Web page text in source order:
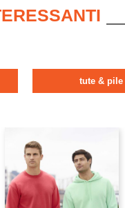
tute & pile